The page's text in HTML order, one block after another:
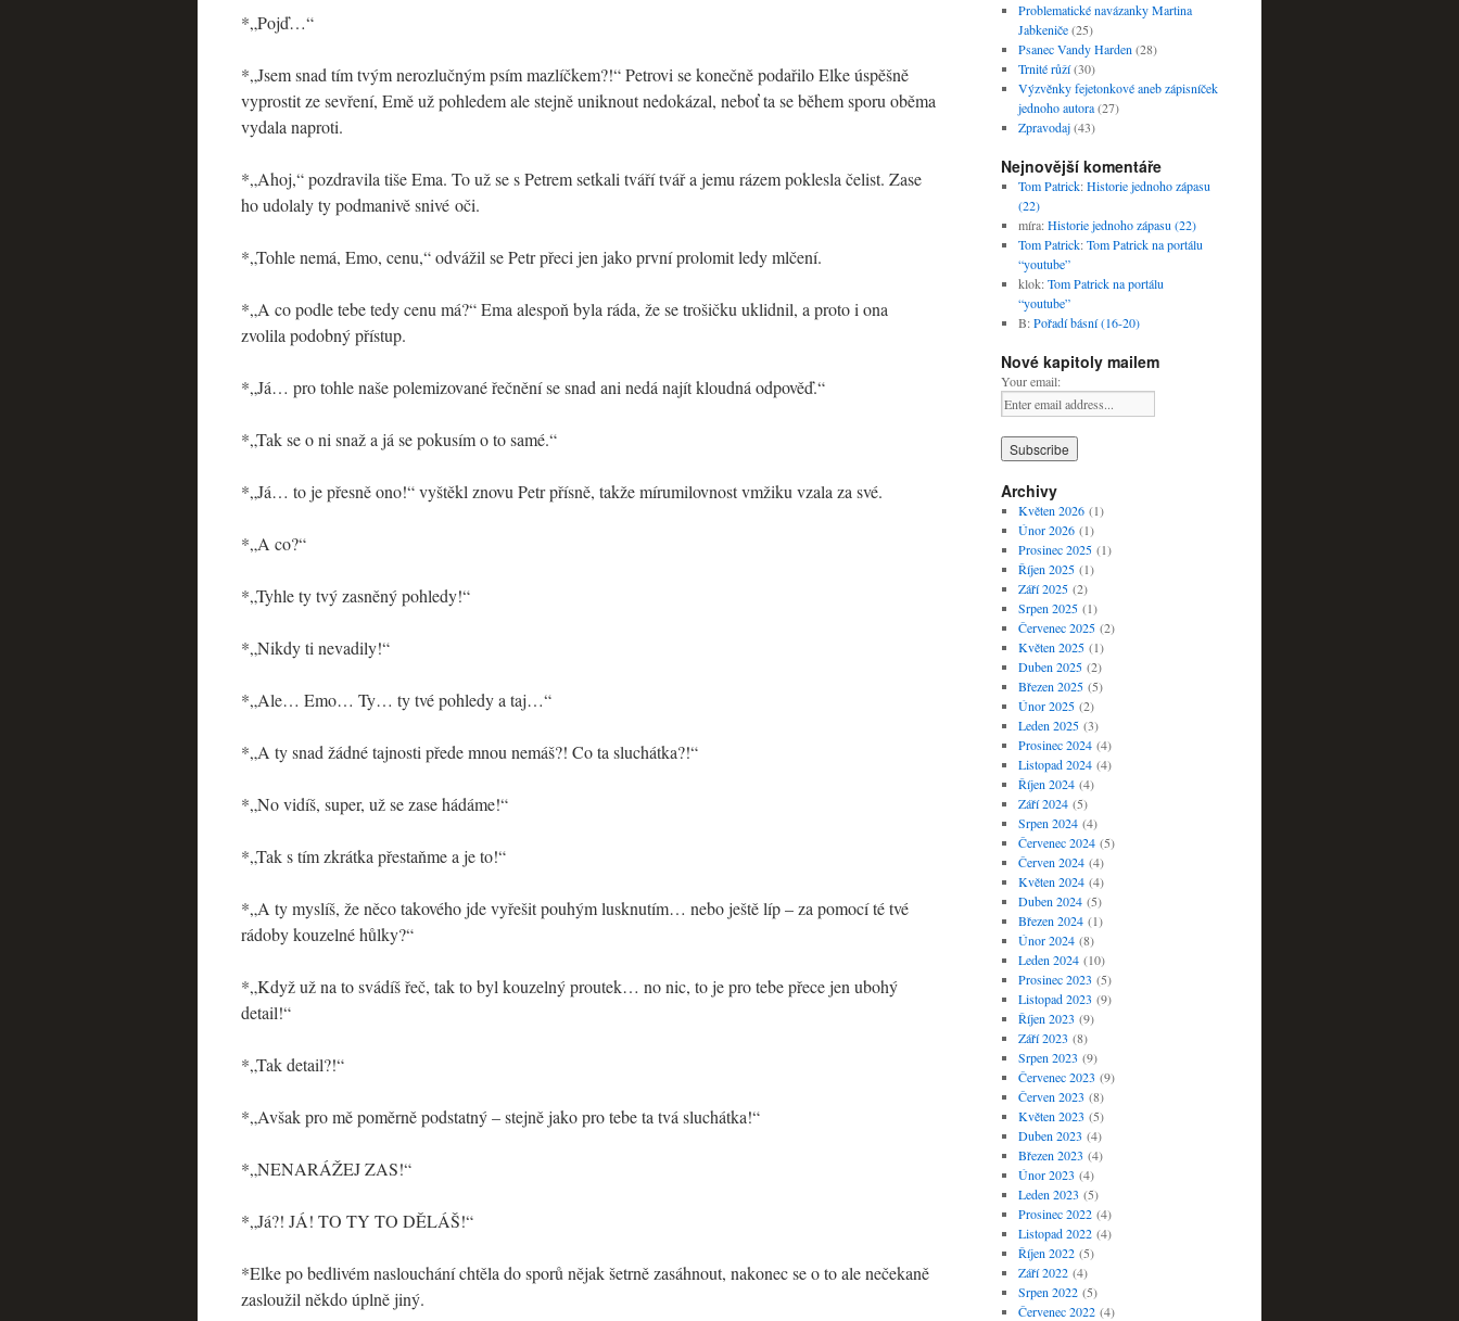
*„Pojď…“
*„Jsem snad tím tvým nerozlučným psím mazlíčkem?!“ Petrovi se konečně podařilo Elke úspěšně
vyprostit ze sevření, Emě už pohledem ale stejně uniknout nedokázal, neboť ta se během sporu oběma
vydala naproti.
*„Ahoj,“ pozdravila tiše Ema. To už se s Petrem setkali tváří tvář a jemu rázem poklesla čelist. Zase
ho udolaly ty podmanivě snivé oči.
*„Tohle nemá, Emo, cenu,“ odvážil se Petr přeci jen jako první prolomit ledy mlčení.
*„A co podle tebe tedy cenu má?“ Ema alespoň byla ráda, že se trošičku uklidnil, a proto i ona
zvolila podobný přístup.
*„Já… pro tohle naše polemizované řečnění se snad ani nedá najít kloudná odpověď.“
*„Tak se o ni snaž a já se pokusím o to samé.“
*„Já… to je přesně ono!“ vyštěkl znovu Petr přísně, takže mírumilovnost vmžiku vzala za své.
*„A co?“
*„Tyhle ty tvý zasněný pohledy!“
*„Nikdy ti nevadily!“
*„Ale… Emo… Ty… ty tvé pohledy a taj…“
*„A ty snad žádné tajnosti přede mnou nemáš?! Co ta sluchátka?!“
*„No vidíš, super, už se zase hádáme!“
*„Tak s tím zkrátka přestaňme a je to!“
*„A ty myslíš, že něco takového jde vyřešit pouhým lusknutím… nebo ještě líp – za pomocí té tvé
rádoby kouzelné hůlky?“
*„Když už na to svádíš řeč, tak to byl kouzelný proutek… no nic, to je pro tebe přece jen ubohý
detail!“
*„Tak detail?!“
*„Avšak pro mě poměrně podstatný – stejně jako pro tebe ta tvá sluchátka!“
*„NENARÁŽEJ ZAS!“
*„Já?! JÁ! TO TY TO DĚLÁŠ!“
*Elke po bedlivém naslouchání chtěla do sporů nějak šetrně zasáhnout, nakonec se o to ale nečekaně
zasloužil někdo úplně jiný.
Problematické navázanky Martina
Jabkeniče(25)
Psanec Vandy Harden (28)
Trnité růží(30)
Výzvěnky fejetonkové aneb zápisníček
jednoho autora(27)
Zpravodaj(43)
Nejnovější komentáře
Tom Patrick:Historie jednoho zápasu
(22)
míra:Historie jednoho zápasu (22)
Tom Patrick:Tom Patrick na portálu
“youtube”
klok:Tom Patrick na portálu
“youtube”
B:Pořadí básní (16-20)
Nové kapitoly mailem
Your email:
Archivy
Květen 2026(1)
Únor 2026(1)
Prosinec 2025(1)
Říjen 2025(1)
Září 2025(2)
Srpen 2025(1)
Červenec 2025(2)
Květen 2025(1)
Duben 2025(2)
Březen 2025(5)
Únor 2025(2)
Leden 2025(3)
Prosinec 2024(4)
Listopad 2024(4)
Říjen 2024(4)
Září 2024(5)
Srpen 2024(4)
Červenec 2024(5)
Červen 2024(4)
Květen 2024(4)
Duben 2024(5)
Březen 2024(1)
Únor 2024(8)
Leden 2024(10)
Prosinec 2023 (5)
Listopad 2023 (9)
Říjen 2023 (9)
Září 2023 (8)
Srpen 2023 (9)
Červenec 2023 (9)
Červen 2023 (8)
Květen 2023 (5)
Duben 2023 (4)
Březen 2023 (4)
Únor 2023 (4)
Leden 2023 (5)
Prosinec 2022(4)
Listopad 2022(4)
Říjen 2022(5)
Září 2022(4)
Srpen 2022(5)
Červenec 2022(4)